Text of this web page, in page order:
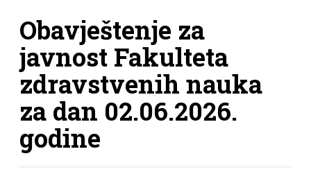
Obavještenje za
javnost Fakulteta
zdravstvenih nauka
za dan 02.06.2026.
godine